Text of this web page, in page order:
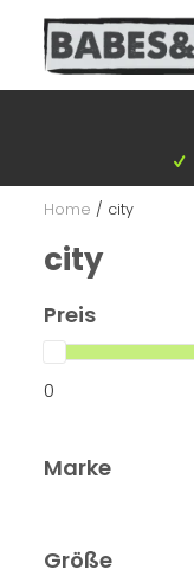
Home / city
city
Preis
0
Marke
Größe